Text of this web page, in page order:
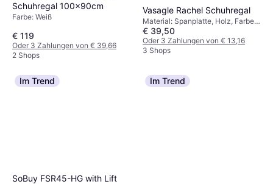
Schuhregal 100x90cm
Farbe: Weiß
€ 119
Oder 3 Zahlungen von € 39,66
2 Shops
Vasagle Rachel Schuhregal
Material: Spanplatte, Holz, Farbe:
Schwarz, Braun
€ 39,50
Oder 3 Zahlungen von € 13,16
3 Shops
Im Trend
SoBuy FSR45-HG with Lift
Im Trend